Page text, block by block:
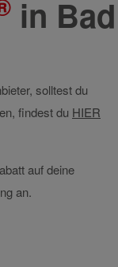
in Bad
solltest du
findest du HIER
auf deine
an.